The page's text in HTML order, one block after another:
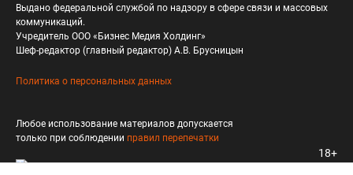
Выдано федеральной службой по надзору в сфере связи и массовых
коммуникаций.
Учредитель ООО «Бизнес Медия Холдинг»
Шеф-редактор (главный редактор) А.В. Брусницын
Политика о персональных данных
Любое использование материалов допускается
только при соблюдении правил перепечатки
18+